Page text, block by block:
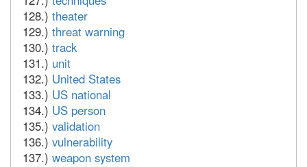
128.) theater
129.) threat warning
130.) track
131.) unit
132.) United States
133.) US national
134.) US person
135.) validation
136.) vulnerability
137.) weapon system